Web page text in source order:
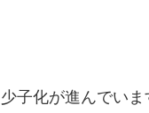
少子化が進んでいま